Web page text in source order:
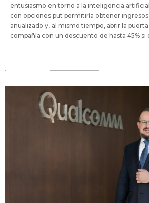
entusiasmo en torno a la inteligencia
con opciones put permitiría obtener ingresos
anualizado y, al mismo tiempo, abrir la
compañía con un descuento de hasta 45% si